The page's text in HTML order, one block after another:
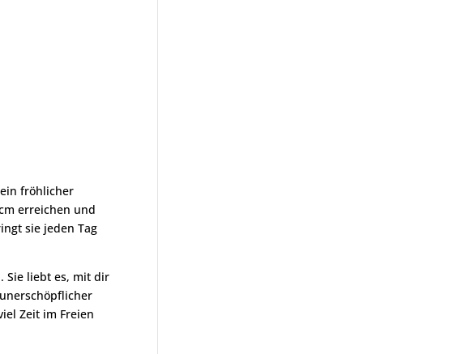
fröhlicher
erreichen und
sie jeden Tag
Sie liebt es, mit dir
Zeit im Freien